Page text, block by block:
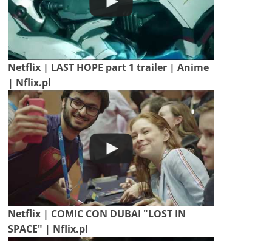
Netflix | LAST HOPE part 1 trailer | Anime
| Nflix.pl
Netflix | COMIC CON DUBAI "LOST IN
SPACE" | Nflix.pl